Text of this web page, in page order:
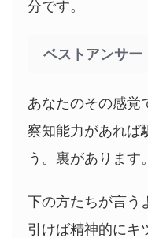
分です。
ベストアンサー
あなたのその感覚
察知能力があれば
う。裏があります。
下の方たちが言う
引けば精神的にキ